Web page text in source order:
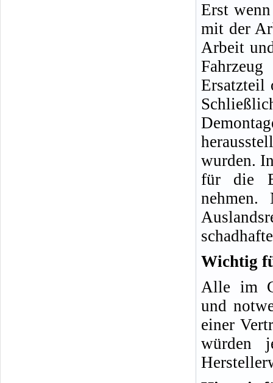
Erst
mit der
Arbeit
Ersatzteil
wurden.
für die
Wichtig
Alle im
und
einer
würden